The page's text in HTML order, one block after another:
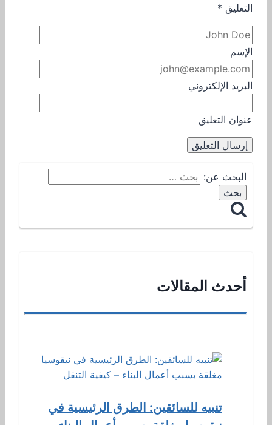
التعليق *
الإسم
البريد الإلكتروني
عنوان التعليق
البحث عن:
أحدث المقالات
تنبيه للسائقين: الطرق الرئيسية في